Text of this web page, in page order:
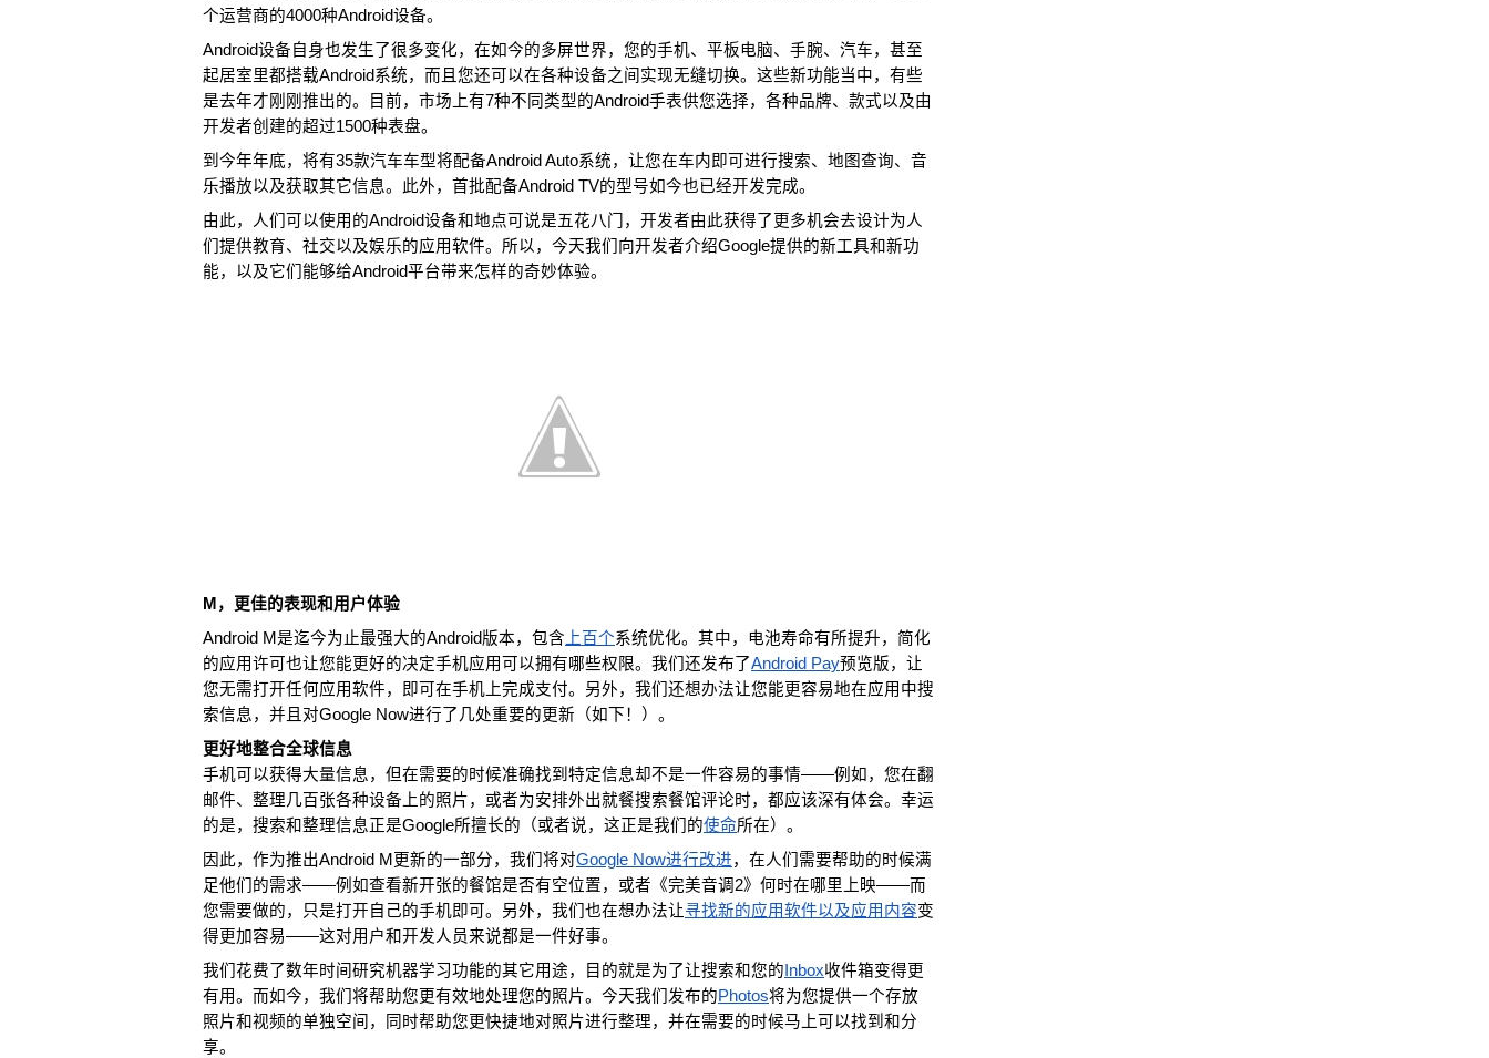
个运营商的4000种Android设备。
Android设备自身也发生了很多变化，在如今的多屏世界，您的手机、平板电脑、手腕、汽车，甚至
起居室里都搭载Android系统，而且您还可以在各种设备之间实现无缝切换。这些新功能当中，有些
是去年才刚刚推出的。目前，市场上有7种不同类型的Android手表供您选择，各种品牌、款式以及由
开发者创建的超过1500种表盘。
到今年年底，将有35款汽车车型将配备Android Auto系统，让您在车内即可进行搜索、地图查询、音
乐播放以及获取其它信息。此外，首批配备Android TV的型号如今也已经开发完成。
由此，人们可以使用的Android设备和地点可说是五花八门，开发者由此获得了更多机会去设计为人
们提供教育、社交以及娱乐的应用软件。所以，今天我们向开发者介绍Google提供的新工具和新功
能，以及它们能够给Android平台带来怎样的奇妙体验。
M，更佳的表现和用户体验
Android M是迄今为止最强大的Android版本，包含 上百个系统优化。其中，电池寿命有所提升，简化
的应用许可也让您能更好的决定手机应用可以拥有哪些权限。我们还发布了Android Pay预览版，让
您无需打开任何应用软件，即可在手机上完成支付。另外，我们还想办法让您能更容易地在应用中搜
索信息，并且对Google Now进行了几处重要的更新（如下！）。
更好地整合全球信息
手机可以获得大量信息，但在需要的时候准确找到特定信息却不是一件容易的事情——例如，您在翻
邮件、整理几百张各种设备上的照片，或者为安排外出就餐搜索餐馆评论时，都应该深有体会。幸运
的是，搜索和整理信息正是Google所擅长的（或者说，这正是我们的使命所在）。
因此，作为推出Android M更新的一部分，我们将对Google Now进行改进，在人们需要帮助的时候满
足他们的需求——例如查看新开张的餐馆是否有空位置，或者《完美音调2》何时在哪里上映——而
您需要做的，只是打开自己的手机即可。另外，我们也在想办法让寻找新的应用软件以及应用内容变
得更加容易——这对用户和开发人员来说都是一件好事。
我们花费了数年时间研究机器学习功能的其它用途，目的就是为了让搜索和您的 Inbox收件箱变得更
有用。而如今，我们将帮助您更有效地处理您的照片。今天我们发布的Photos将为您提供一个存放
照片和视频的单独空间，同时帮助您更快捷地对照片进行整理，并在需要的时候马上可以找到和分
享。